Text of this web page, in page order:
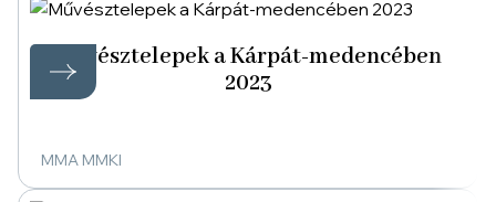
Művésztelepek a Kárpát-medencében
2023
MMA MMKI